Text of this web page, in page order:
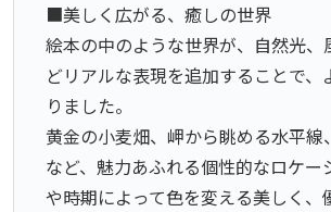
■美しく広がる、癒しの世界
絵本の中のような世界が、自然光、
どリアルな表現を追加することで、
りました。
黄金の小麦畑、岬から眺める水平線
など、魅力あふれる個性的なロケー
や時期によって色を変える美しく、